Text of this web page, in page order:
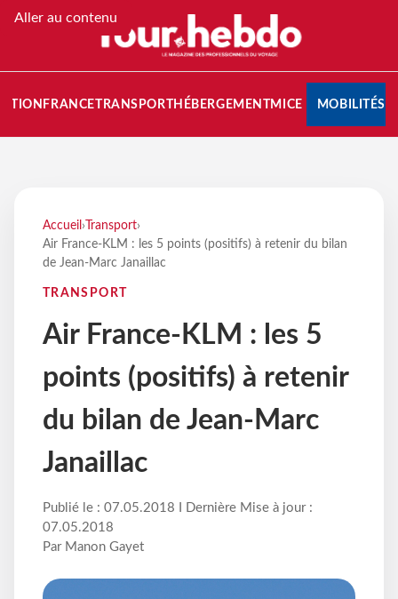
Aller au contenu
FRANCETRANSPORT HÉBERGEMENTMICE MOBILITÉS
Accueil › Transport›
Air France-KLM : les 5 points (positifs) à retenir du bilan
de Jean-Marc Janaillac
TRANSPORT
Air France-KLM : les 5
points (positifs) à retenir
du bilan de Jean-Marc
Janaillac
Publié le : 07.05.2018 I Dernière Mise à jour :
07.05.2018
Par Manon Gayet